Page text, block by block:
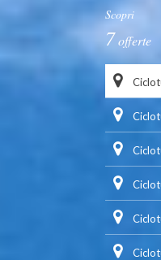
Scopri
7offerte